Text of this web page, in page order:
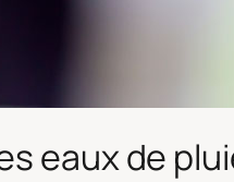
eaux de